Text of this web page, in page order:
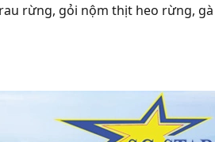
rừng, gỏi nộm thịt heo rừng,